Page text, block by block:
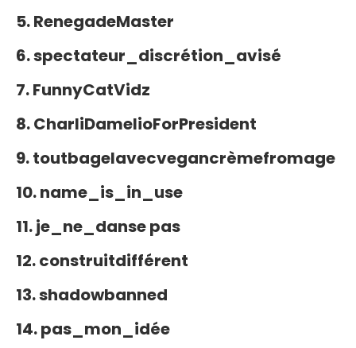
5. RenegadeMaster
6. spectateur_discrétion_avisé
7. FunnyCatVidz
8. CharliDamelioForPresident
9. toutbagelavecvegancrèmefromage
10. name_is_in_use
11. je_ne_danse pas
12. construitdifférent
13. shadowbanned
14. pas_mon_idée